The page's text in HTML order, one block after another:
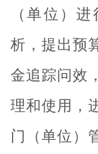
（单位）
析，提出预
金追踪问效
理和使用，
门（单位）